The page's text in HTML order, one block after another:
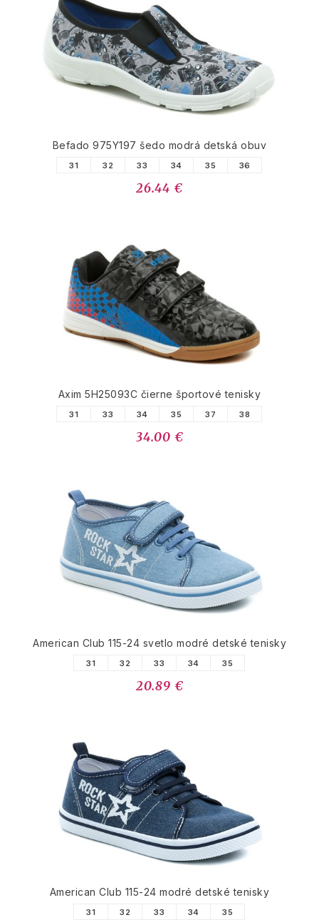
Befado 975Y197 šedo modrá detská obuv
31 32 33 34 35 36
26.44 €
Axim 5H25093C čierne športové tenisky
31 33 34 35 37 38
34.00 €
American Club 115-24 svetlo modré detské tenisky
31 32 33 34 35
20.89 €
American Club 115-24 modré detské tenisky
31 32 33 34 35